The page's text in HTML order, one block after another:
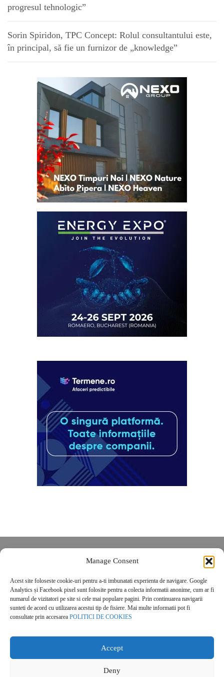
Manage Consent
Acest site foloseste cookie-uri pentru a-ti imbunatati experienta de navigare. Google
Analytics și Facebook pixel sunt folosite pentru a colecta informatii anonime, cum ar fi
numarul de vizitatori pe site si cele mai populare pagini. Prin continuarea navigarii
sunteti de acord cu utilizarea acestui tip de fisiere. Mai multe informatii pot fi
consultate prin accesarea POLITICI DE COOKIES
Accept
Deny
progresul tehnologic”
Sorin Spiridon, TPC Concept: Rolul consultantului este,
în principal, să fie un furnizor de „knowledge”
POLITICĂ DE CONFIDENȚIALITATE
Politica de cookies
© 2026 Real Estate Magazine. All Rights Reserved.